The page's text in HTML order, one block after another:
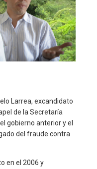
Larrea, excandidato
de la Secretaría
gobierno anterior y el
del fraude contra
en el 2006 y